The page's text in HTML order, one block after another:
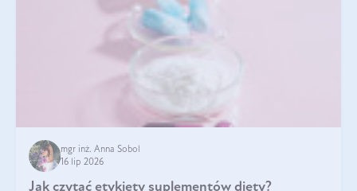
mgr inż. Anna Sobol
16 lip 2026
Jak czytać etykiety suplementów diety?